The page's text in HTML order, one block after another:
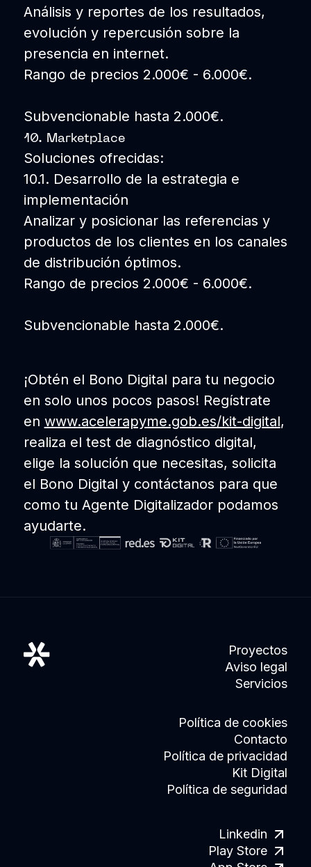
Análisis y reportes de los resultados,
evolución y repercusión sobre la
presencia en internet.
Rango de precios 2.000€ - 6.000€.
Subvencionable hasta 2.000€.
10. Marketplace
Soluciones ofrecidas:
10.1. Desarrollo de la estrategia e
implementación
Analizar y posicionar las referencias y
productos de los clientes en los canales
de distribución óptimos.
Rango de precios 2.000€ - 6.000€.
Subvencionable hasta 2.000€.
¡Obtén el Bono Digital para tu negocio
en solo unos pocos pasos! Regístrate
en www.acelerapyme.gob.es/kit-digital,
realiza el test de diagnóstico digital,
elige la solución que necesitas, solicita
el Bono Digital y contáctanos para que
como tu Agente Digitalizador podamos
ayudarte.
Proyectos
Aviso legal
Servicios
Política de cookies
Contacto
Política de privacidad
Kit Digital
Política de seguridad
Linkedin
Play Store